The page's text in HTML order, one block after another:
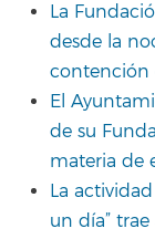
La
desde la
contención
El
de su
materia de
La
un día”